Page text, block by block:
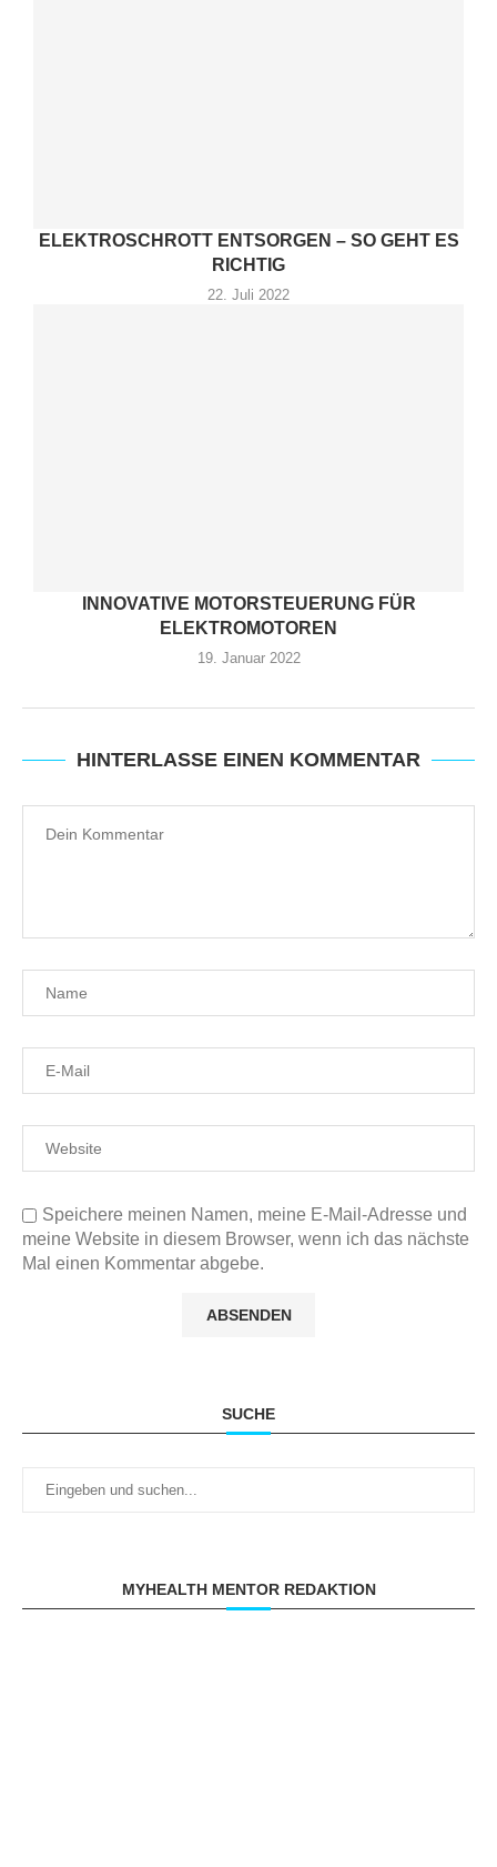
ELEKTROSCHROTT ENTSORGEN – SO GEHT ES
RICHTIG
22. Juli 2022
INNOVATIVE MOTORSTEUERUNG FÜR
ELEKTROMOTOREN
19. Januar 2022
HINTERLASSE EINEN KOMMENTAR
Speichere meinen Namen, meine E-Mail-Adresse und
meine Website in diesem Browser, wenn ich das nächste
Mal einen Kommentar abgebe.
SUCHE
MYHEALTH MENTOR REDAKTION